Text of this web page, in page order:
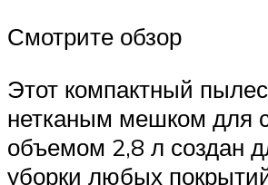
Смотрите обзор
Этот компактный
нетканым мешком для
объемом 2,8 л создан
уборки любых